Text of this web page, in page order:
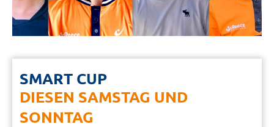
SMART CUP
DIESEN SAMSTAG UND
SONNTAG